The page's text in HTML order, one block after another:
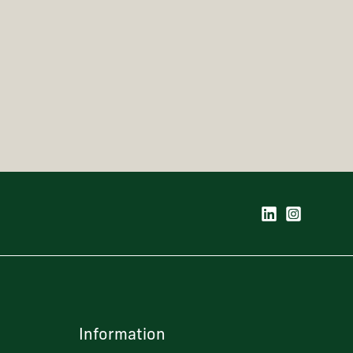
Information